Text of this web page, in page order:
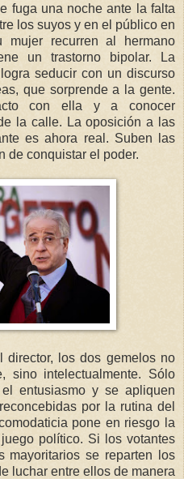
fuga una noche ante la falta
los suyos y en el público en
recurren al hermano
un trastorno bipolar. La
seducir con un discurso
que sorprende a la gente.
con ella y a conocer
la calle. La oposición a las
es ahora real. Suben las
de conquistar el poder.
director, los dos gemelos no
sino intelectualmente. Sólo
entusiasmo y se apliquen
por la rutina del
pone en riesgo la
político. Si los votantes
mayoritarios se reparten los
luchar entre ellos de manera